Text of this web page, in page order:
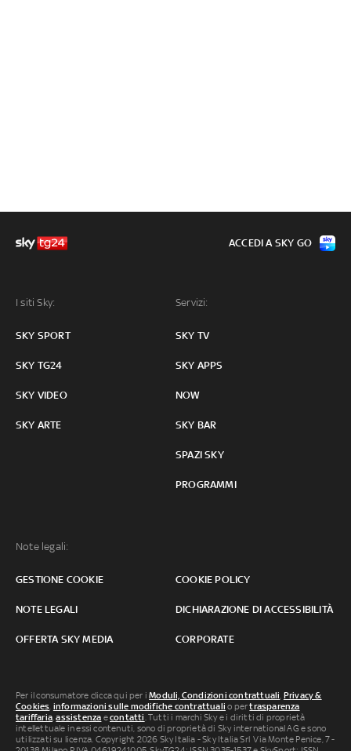
I siti Sky:
SKY SPORT
SKY TG24
SKY VIDEO
SKY ARTE
Servizi:
SKY TV
SKY APPS
NOW
SKY BAR
SPAZI SKY
PROGRAMMI
Note legali:
GESTIONE COOKIE COOKIE POLICY
NOTE LEGALI DICHIARAZIONE DI ACCESSIBILITÀ
OFFERTA SKY MEDIA CORPORATE
ACCEDI A SKY GO
Per il consumatore clicca qui per iModuli, Condizioni contrattuali, Privacy &
Cookies, informazioni sulle modifiche contrattuali o pertrasparenza
tariffaria,assistenza econtatti. Tutti i marchi Sky e i diritti di proprietà
intellettuale in essi contenuti, sono di proprietà di Sky international AG e sono
utilizzati su licenza. Copyright 2026 Sky Italia - Sky Italia Srl Via Monte Penice, 7 -